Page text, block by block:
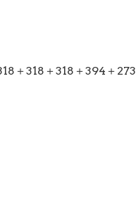
＋318＋318＋394＋273